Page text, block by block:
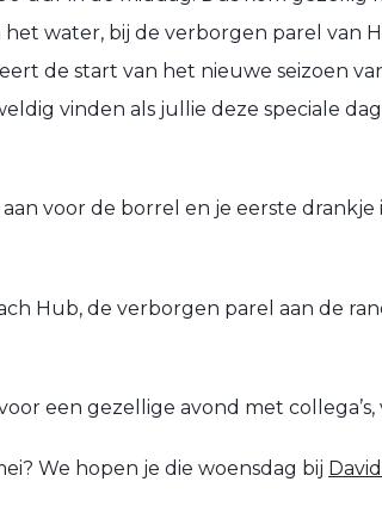
het water, bij de verborgen parel van
de start van het nieuwe seizoen
vinden als jullie deze speciale
voor de borrel en je eerste
Hub, de verborgen parel aan de
een gezellige avond met
We hopen je die woensdag bij